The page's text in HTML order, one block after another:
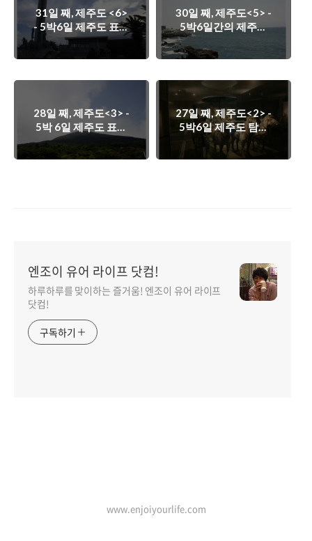
31일 째, 제주도 <6>
- 5박6일 제주도 표류
기.
30일 째, 제주도<5> -
5박6일간의 제주도
28일 째, 제주도<3> -
5박 6일 제주도 표류
27일 째, 제주도<2> -
5박6일 제주도 탐험
기.
엔조이 유어 라이프 닷컴!
하루하루를 맞이하는 즐거움! 엔조이 유어 라이프
닷컴!
구독하기
www.enjoiyourlife.com